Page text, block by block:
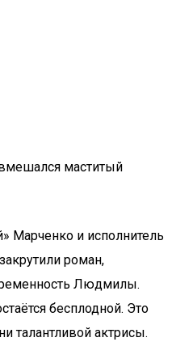
маститый
Марченко и исполнитель
роман,
Людмилы.
бесплодной. Это
талантливой актрисы.